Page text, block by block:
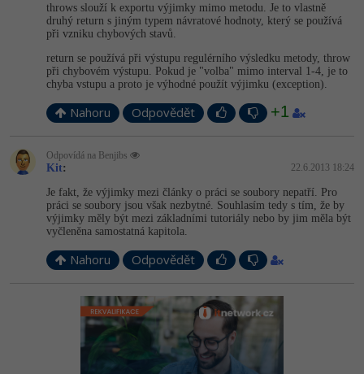
throws slouží k exportu výjimky mimo metodu. Je to vlastně
druhý return s jiným typem návratové hodnoty, který se používá
při vzniku chybových stavů.
return se používá při výstupu regulérního výsledku metody, throw
při chybovém výstupu. Pokud je "volba" mimo interval 1-4, je to
chyba vstupu a proto je výhodné použít výjimku (exception).
Nahoru Odpovědět +1
Odpovídá na Benjibs
Kit: 22.6.2013 18:24
Je fakt, že výjimky mezi články o práci se soubory nepatří. Pro
práci se soubory jsou však nezbytné. Souhlasím tedy s tím, že by
výjimky měly být mezi základními tutoriály nebo by jim měla být
vyčleněna samostatná kapitola.
Nahoru Odpovědět